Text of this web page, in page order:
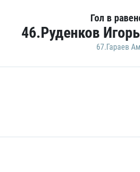
Гол в
46.Руденков
67.Гараев